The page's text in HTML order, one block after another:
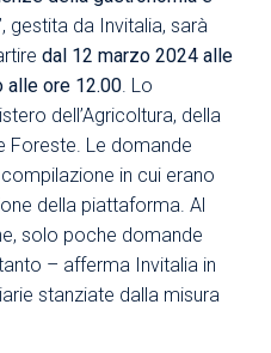
gestita da Invitalia, sarà
dal 12 marzo 2024 alle
alle ore 12.00 . Lo
dell’Agricoltura, della
Foreste. Le domande
in cui erano
della piattaforma. Al
solo poche domande
– afferma Invitalia in
stanziate dalla misura